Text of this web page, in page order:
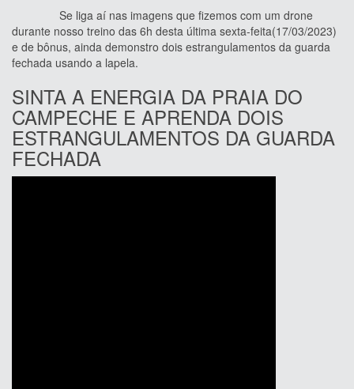
Se liga aí nas imagens que fizemos com um drone
durante nosso treino das 6h desta última sexta-feita(17/03/2023)
e de bônus, ainda demonstro dois estrangulamentos da guarda
fechada usando a lapela.
SINTA A ENERGIA DA PRAIA DO
CAMPECHE E APRENDA DOIS
ESTRANGULAMENTOS DA GUARDA
FECHADA